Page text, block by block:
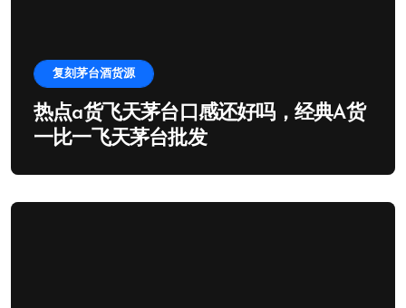
复刻茅台酒货源
热点a货飞天茅台口感还好吗，经典A货
一比一飞天茅台批发